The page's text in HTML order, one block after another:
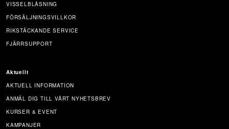
VISSELBLÅSNING
FÖRSÄLJNINGSVILLKOR
RIKSTÄCKANDE SERVICE
FJÄRRSUPPORT
Aktuellt
AKTUELL INFORMATION
ANMÄL DIG TILL VÅRT NYHETSBREV
KURSER & EVENT
KAMPANJER